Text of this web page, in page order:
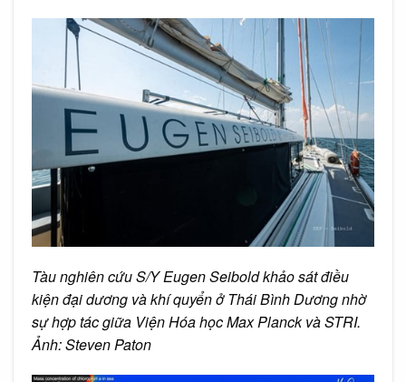
Tàu nghiên cứu S/Y Eugen Seibold khảo sát điều
kiện đại dương và khí quyển ở Thái Bình Dương nhờ
sự hợp tác giữa Viện Hóa học Max Planck và STRI.
Ảnh: Steven Paton